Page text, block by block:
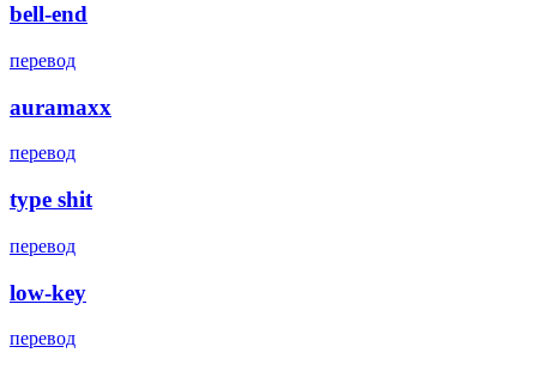
bell-end
перевод
auramaxx
перевод
type shit
перевод
low-key
перевод